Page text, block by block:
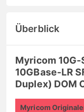
Überblick
Myricom 10G-
10GBase-LR
Duplex) DOM
Myricom